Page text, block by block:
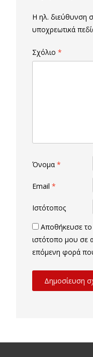
Η ηλ. διεύθυνση
υποχρεωτικά
Σχόλιο *
Όνομα *
Email *
Ιστότοπος
Αποθήκευσε
ιστότοπο μου σε
επόμενη φορά